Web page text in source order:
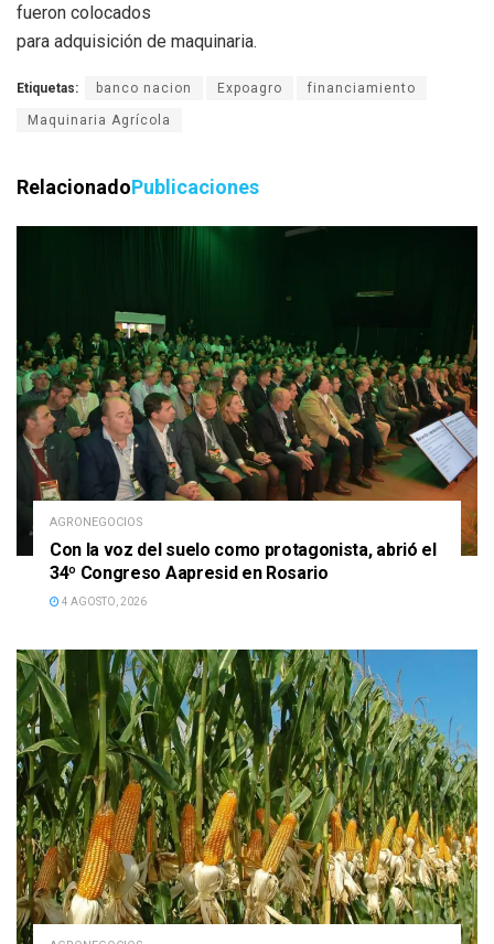
fueron colocados
para adquisición de maquinaria.
Etiquetas: banco nacion Expoagro financiamiento
Maquinaria Agrícola
RelacionadoPublicaciones
AGRONEGOCIOS
Con la voz del suelo como protagonista, abrió el
34º Congreso Aapresid en Rosario
4 AGOSTO, 2026